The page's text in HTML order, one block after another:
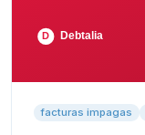
facturas impagas